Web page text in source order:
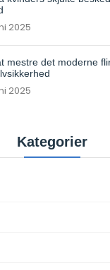
2025
mestre det moderne
2025
Kategorier